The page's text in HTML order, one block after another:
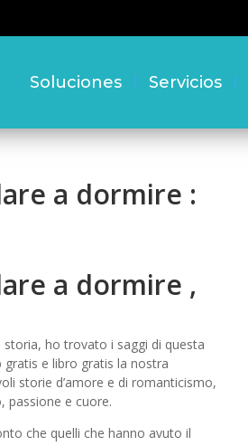
Soluciones Servicios
a dormire :
a dormire ,
ho trovato i saggi di questa
gratis e libro gratis la nostra
storie d’amore e di romanticismo,
passione e cuore.
che quelli che hanno avuto il